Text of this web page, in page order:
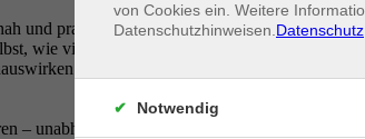
und praxisorientiert. Er verbindet fachlichen
wie viel du teilen möchtest. Ziel ist es, mehr
– unabhängig von biologischer oder
von Cookies ein. Weitere
Datenschutzhinweisen. Datenschutz
Notwendig